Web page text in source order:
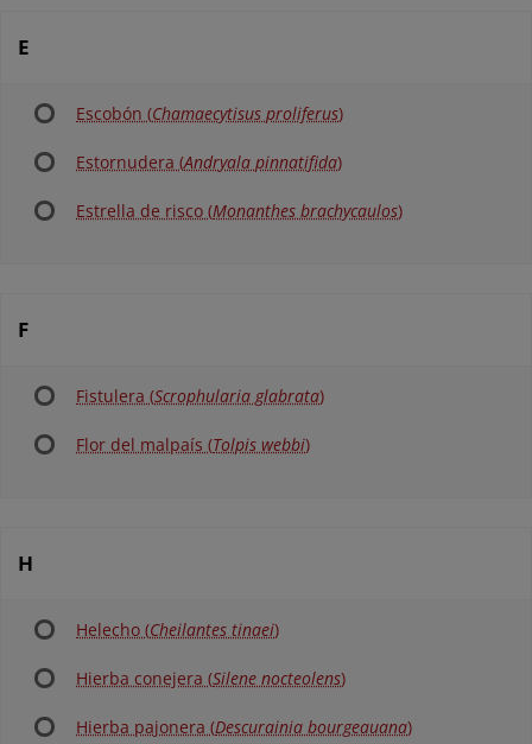
E
Escobón (Chamaecytisus proliferus)
Estornudera (Andryala pinnatifida)
Estrella de risco (Monanthes brachycaulos)
F
Fistulera (Scrophularia glabrata)
Flor del malpaís (Tolpis webbi)
H
Helecho (Cheilantes tinaei)
Hierba conejera (Silene nocteolens)
Hierba pajonera (Descurainia bourgeauana)